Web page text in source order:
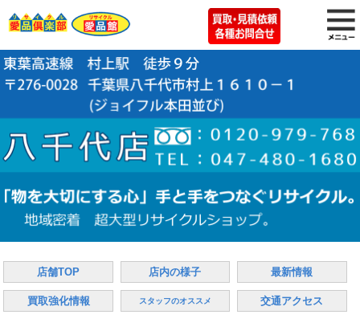
店舗TOP 店内の様子 最新情報
買取強化情報 スタッフのオススメ 交通アクセス